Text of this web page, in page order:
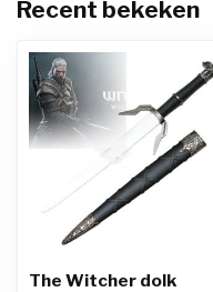
Recent bekeken
The Witcher dolk